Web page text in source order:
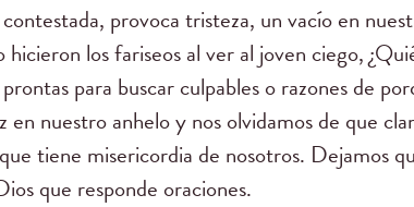
provoca tristeza, un vacío en
los fariseos al ver al joven ciego,
para buscar culpables o razones de
en nuestro anhelo y nos olvidamos de que
tiene misericordia de nosotros. Dejamos
que responde oraciones.